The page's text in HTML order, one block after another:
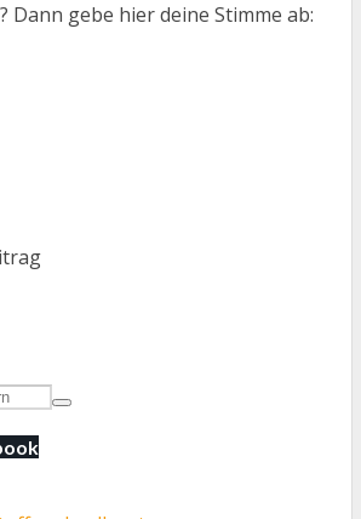
Dann gebe hier deine Stimme ab: